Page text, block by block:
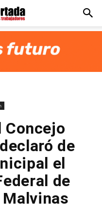
Concejo
de
el
de